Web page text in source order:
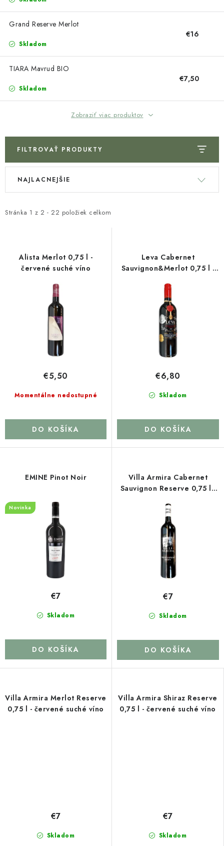
Napíšte nám
Podmienky ochrany osobných údajov
Grand Reserve Merlot
Skladom
€16
TIARA Mavrud BIO
Skladom
€7,50
Zobraziť viac produktov
FILTROVAŤ PRODUKTY
V
i
Stránka 1 z 2 - 22 položiek celkom
R
e
NAJLACNEJŠIE
Alista Merlot 0,75 l -
červené suché víno
Momentálne nedostupné
€5,50
DO KOŠÍKA
Leva Cabernet
Sauvignon&Merlot 0,75 l -
Skladom
€6,80
DO KOŠÍKA
EMINE Pinot Noir
Novinka
Skladom
€7
DO KOŠÍKA
Villa Armira Cabernet
Sauvignon Reserve 0,75 l -
Skladom
€7
DO KOŠÍKA
Villa Armira Merlot Reserve
0,75 l - červené suché víno
Skladom
€7
Villa Armira Shiraz Reserve
0,75 l - červené suché víno
Skladom
€7